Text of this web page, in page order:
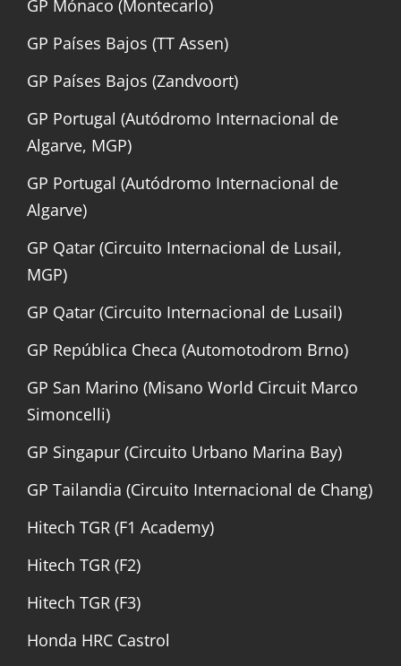
GP Mónaco (Montecarlo)
GP Países Bajos (TT Assen)
GP Países Bajos (Zandvoort)
GP Portugal (Autódromo Internacional de
Algarve, MGP)
GP Portugal (Autódromo Internacional de
Algarve)
GP Qatar (Circuito Internacional de Lusail,
MGP)
GP Qatar (Circuito Internacional de Lusail)
GP República Checa (Automotodrom Brno)
GP San Marino (Misano World Circuit Marco
Simoncelli)
GP Singapur (Circuito Urbano Marina Bay)
GP Tailandia (Circuito Internacional de Chang)
Hitech TGR (F1 Academy)
Hitech TGR (F2)
Hitech TGR (F3)
Honda HRC Castrol